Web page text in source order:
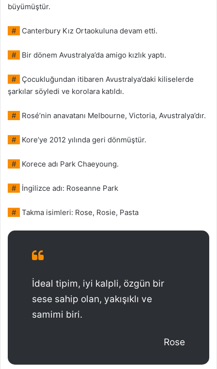
büyümüştür.
# Canterbury Kız Ortaokuluna devam etti.
# Bir dönem Avustralya’da amigo kızlık yaptı.
#
Çocukluğundan itibaren Avustralya’daki kiliselerde
şarkılar söyledi ve korolara katıldı.
# Rosé’nin anavatanı Melbourne, Victoria, Avustralya’dır.
# Kore’ye 2012 yılında geri dönmüştür.
# Korece adı Park Chaeyoung.
# İngilizce adı: Roseanne Park
# Takma isimleri: Rose, Rosie, Pasta
İdeal tipim, iyi kalpli, özgün bir
sese sahip olan, yakışıklı ve
samimi biri.
Rose